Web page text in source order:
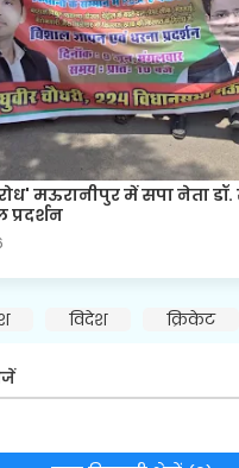
मऊरानीपुर में सपा नेता डॉ.
विदेश क्रिकेट